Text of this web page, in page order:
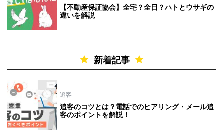
【不動産保証協会】全宅？全日？ハトとウサギの
違いを解説
新着記事
追客
追客のコツとは？電話でのヒアリング・メール追
客のポイントを解説！